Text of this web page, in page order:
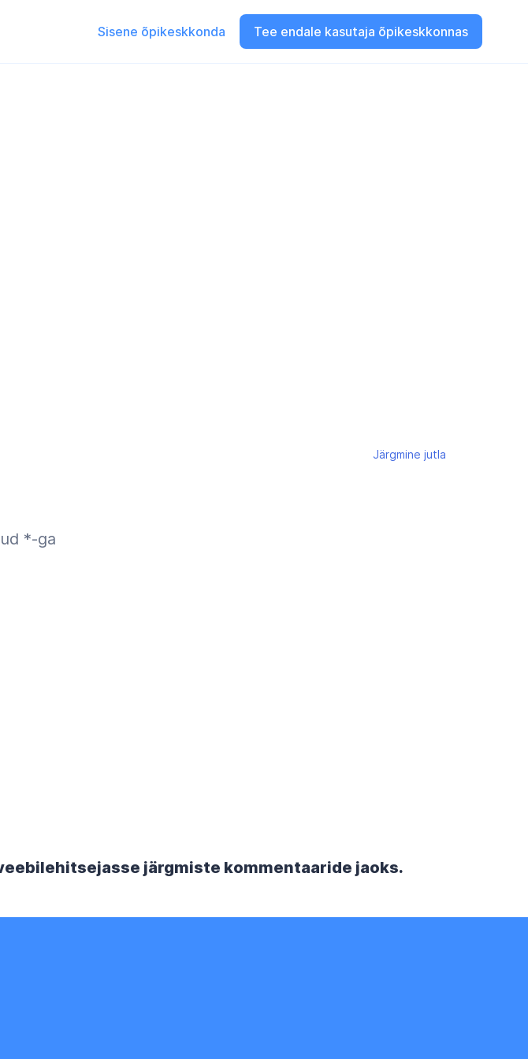
Sisene õpikeskkonda Tee endale kasutaja õpikeskkonnas
Järgmine jutla
*-ga
järgmiste kommentaaride jaoks.